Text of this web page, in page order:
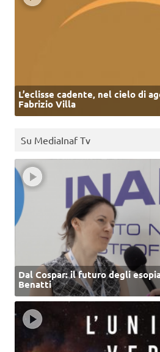
L’eclisse cadente, nel cielo di
Fabrizio Villa
Su MediaInaf Tv
Dal Cospar: il futuro degli
Benatti